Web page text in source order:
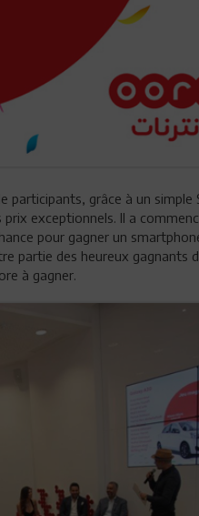
participants, grâce à un simple
exceptionnels. Il a
pour gagner un
partie des heureux gagnants
à gagner.